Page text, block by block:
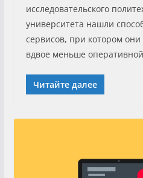
исследовательского
университета нашли
сервисов, при котором
вдвое меньше
Читайте далее